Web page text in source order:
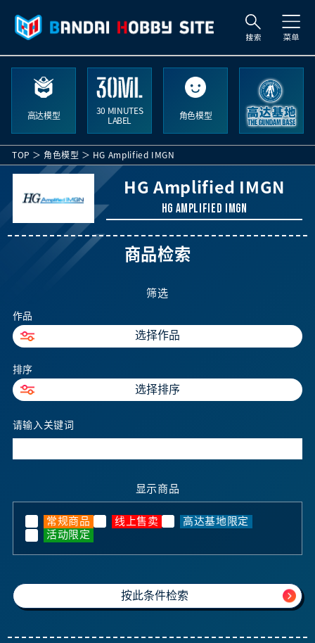
索
高达模型
30 MINUTES
LABEL
角色模型
TOP 角色模型 HG Amplified IMGN
HG Amplified IMGN
HG Amplified IMGN
商品检索
筛选
作品
选择作品
排序
选择排序
请输入关键词
显示商品
常规商品 线上售卖
高达基地限定
活动限定